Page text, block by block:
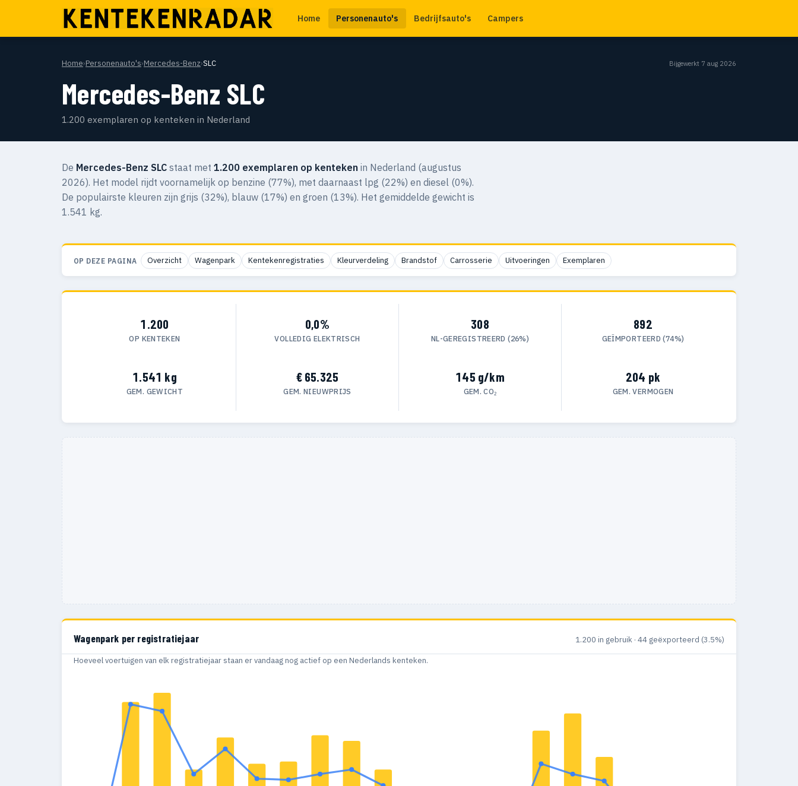
Home Personenauto's Bedrijfsauto's Campers
Home›Personenauto's›Mercedes-Benz›SLC Bijgewerkt 7 aug 2026
Mercedes-Benz SLC
1.200 exemplaren op kenteken in Nederland
De Mercedes-Benz SLC staat met 1.200 exemplaren op kenteken in Nederland (augustus
2026). Het model rijdt voornamelijk op benzine (77%), met daarnaast lpg (22%) en diesel (0%).
De populairste kleuren zijn grijs (32%), blauw (17%) en groen (13%). Het gemiddelde gewicht is
1.541 kg.
OP DEZE PAGINA Overzicht Wagenpark Kentekenregistraties Kleurverdeling Brandstof Carrosserie Uitvoeringen Exemplaren
1.200
OP KENTEKEN
0,0%
VOLLEDIG ELEKTRISCH
308
NL-GEREGISTREERD (26%)
892
GEÏMPORTEERD (74%)
1.541 kg
GEM. GEWICHT
€ 65.325
GEM. NIEUWPRIJS
145 g/km
GEM. CO₂
204 pk
GEM. VERMOGEN
Wagenpark per registratiejaar 1.200 in gebruik · 44 geëxporteerd (3.5%)
Hoeveel voertuigen van elk registratiejaar staan er vandaag nog actief op een Nederlands kenteken.